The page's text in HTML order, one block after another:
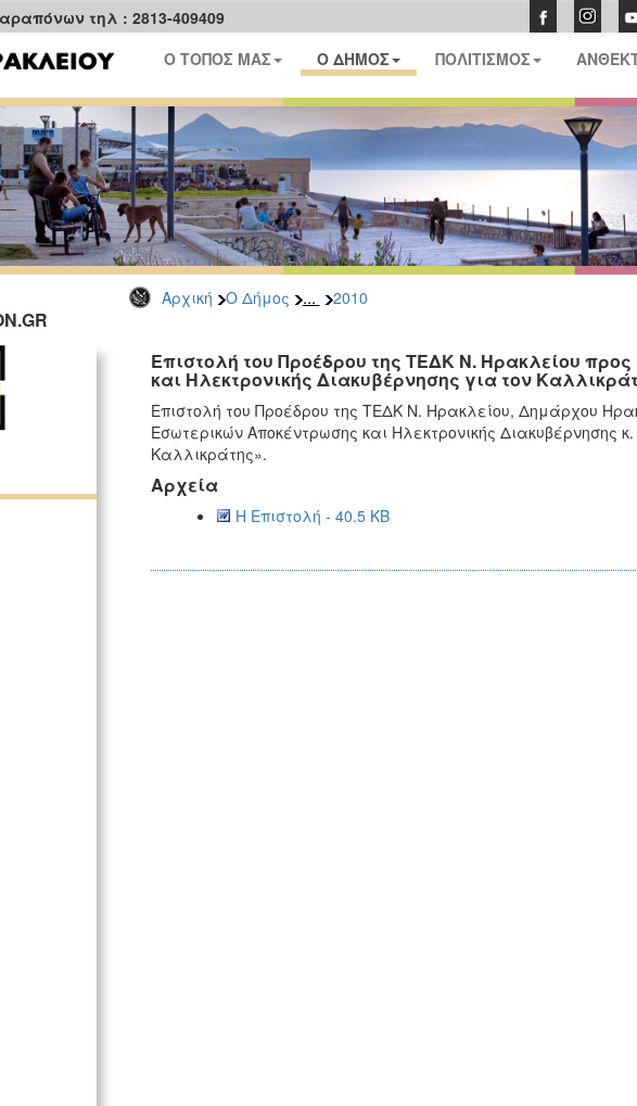
τηλ : 2813-409409
Ο ΤΟΠΟΣ ΜΑΣ Ο ΔΗΜΟΣ ΠΟΛΙΤΙΣΜΟΣ
Αρχική Ο Δήμος ... 2010
Επιστολή του Προέδρου της ΤΕΔΚ Ν. Ηρακλείου
και Ηλεκτρονικής Διακυβέρνησης για τον
Επιστολή του Προέδρου της ΤΕΔΚ Ν. Ηρακλείου, Δημάρχου
Εσωτερικών Αποκέντρωσης και Ηλεκτρονικής Διακυβέρνησης
Καλλικράτης».
Αρχεία
Η Επιστολή - 40.5 KB